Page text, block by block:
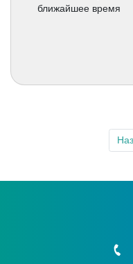
ближайшее время